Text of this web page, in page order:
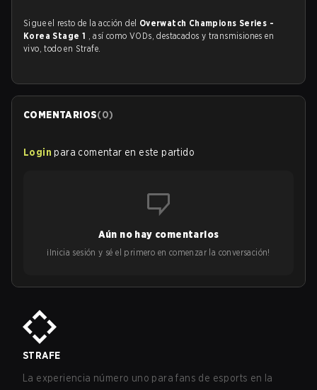
Sigue el resto de la acción del Overwatch Champions Series -
Korea Stage 1 , así como VODs, destacados y transmisiones en
vivo, todo en Strafe.
COMENTARIOS(0)
Login para comentar en este partido
Aún no hay comentarios
¡Inicia sesión y sé el primero en comenzar la conversación!
STRAFE
La experiencia número uno para fans de esports en la